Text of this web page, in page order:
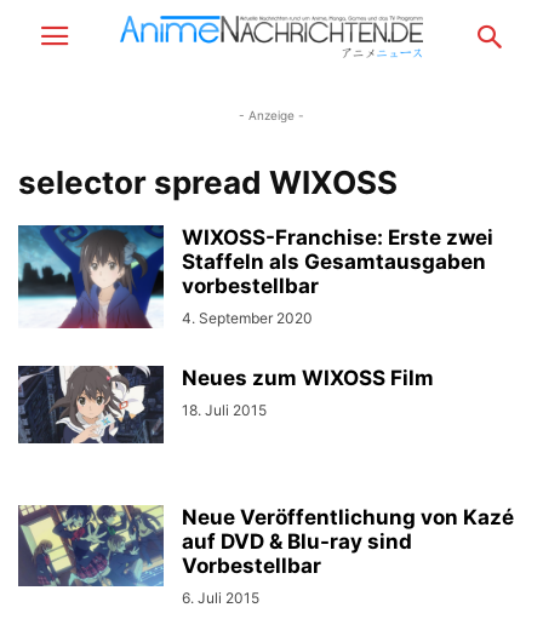
- Anzeige -
selector spread WIXOSS
WIXOSS-Franchise: Erste zwei
Staffeln als Gesamtausgaben
vorbestellbar
4. September 2020
Neues zum WIXOSS Film
18. Juli 2015
Neue Veröffentlichung von Kazé
auf DVD & Blu-ray sind
Vorbestellbar
6. Juli 2015